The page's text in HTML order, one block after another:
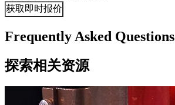
获取即时报价
Frequently Asked Questions
探索相关资源